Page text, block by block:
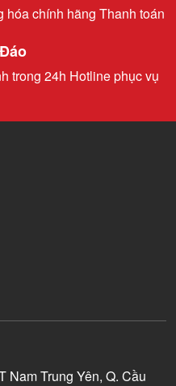
hóa chính hãng Thanh toán
trong 24h Hotline phục vụ
Nam Trung Yên, Q. Cầu